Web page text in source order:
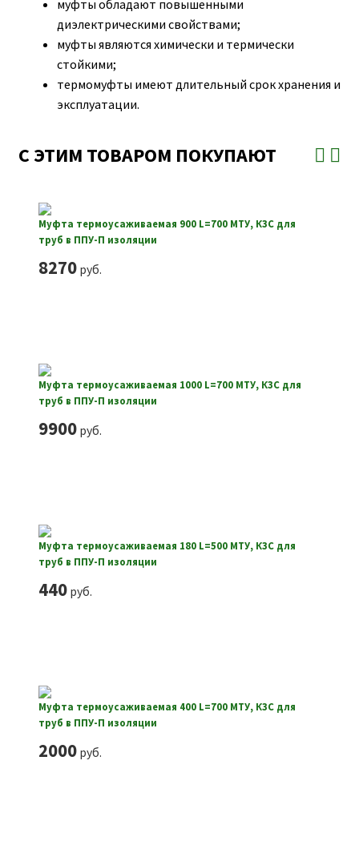
муфты обладают повышенными
диэлектрическими свойствами;
муфты являются химически и термически
стойкими;
термомуфты имеют длительный срок хранения и
эксплуатации.
С ЭТИМ ТОВАРОМ ПОКУПАЮТ
Муфта термоусаживаемая 900 L=700 МТУ, КЗС для
труб в ППУ-П изоляции
8270руб.
Муфта термоусаживаемая 1000 L=700 МТУ, КЗС для
труб в ППУ-П изоляции
9900руб.
Муфта термоусаживаемая 180 L=500 МТУ, КЗС для
труб в ППУ-П изоляции
440руб.
Муфта термоусаживаемая 400 L=700 МТУ, КЗС для
труб в ППУ-П изоляции
2000руб.